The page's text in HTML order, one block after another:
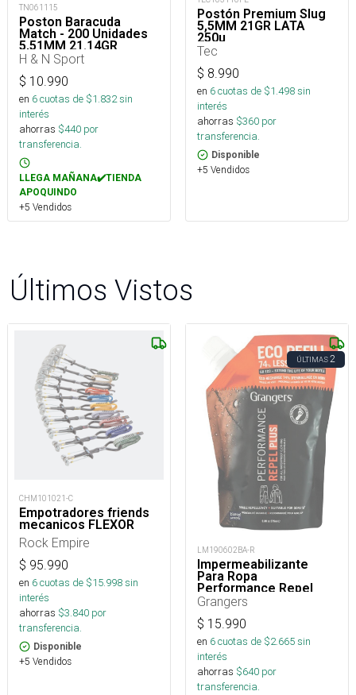
TN061115
Poston Baracuda
Match - 200 Unidades
5,51MM 21.14GR
H & N Sport
$ 10.990
en 6cuotas de $1.832sin
interés
ahorras $440 por
transferencia.
LLEGA MAÑANA✔️TIENDA
APOQUINDO
+5 Vendidos
Postón Premium Slug
5,5MM 21GR LATA
250u_
Tec
$ 8.990
en 6cuotas de $1.498sin
interés
ahorras $360 por
transferencia.
Disponible
+5 Vendidos
Últimos Vistos
CHM101021-C
Empotradores friends
mecanicos FLEXOR
Rock Empire
$ 95.990
en 6cuotas de $15.998sin
interés
ahorras $3.840 por
transferencia.
Disponible
+5 Vendidos
ÚLTIMAS2
LM190602BA-R
Impermeabilizante
Para Ropa
Performance Repel
Plus Eco Refill 275 Ml
Grangers
$ 15.990
en 6cuotas de $2.665sin
interés
ahorras $640 por
transferencia.